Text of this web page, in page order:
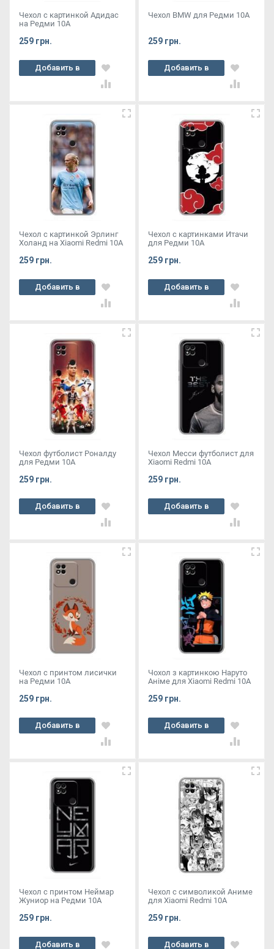
Чехол с картинкой Адидас
на Редми 10А
259 грн.
Добавить в
корзину
Чехол BMW для Редми 10А
259 грн.
Добавить в
корзину
Чехол с картинкой Эрлинг
Холанд на Xiaomi Redmi 10A
259 грн.
Добавить в
корзину
Чехол с картинками Итачи
для Редми 10А
259 грн.
Добавить в
корзину
Чехол футболист Роналду
для Редми 10А
259 грн.
Добавить в
корзину
Чехол Месси футболист для
Xiaomi Redmi 10A
259 грн.
Добавить в
корзину
Чехол с принтом лисички
на Редми 10А
259 грн.
Добавить в
корзину
Чохол з картинкою Наруто
Аніме для Xiaomi Redmi 10A
259 грн.
Добавить в
корзину
Чехол с принтом Неймар
Жуниор на Редми 10А
259 грн.
Добавить в
Чехол с символикой Аниме
для Xiaomi Redmi 10A
259 грн.
Добавить в